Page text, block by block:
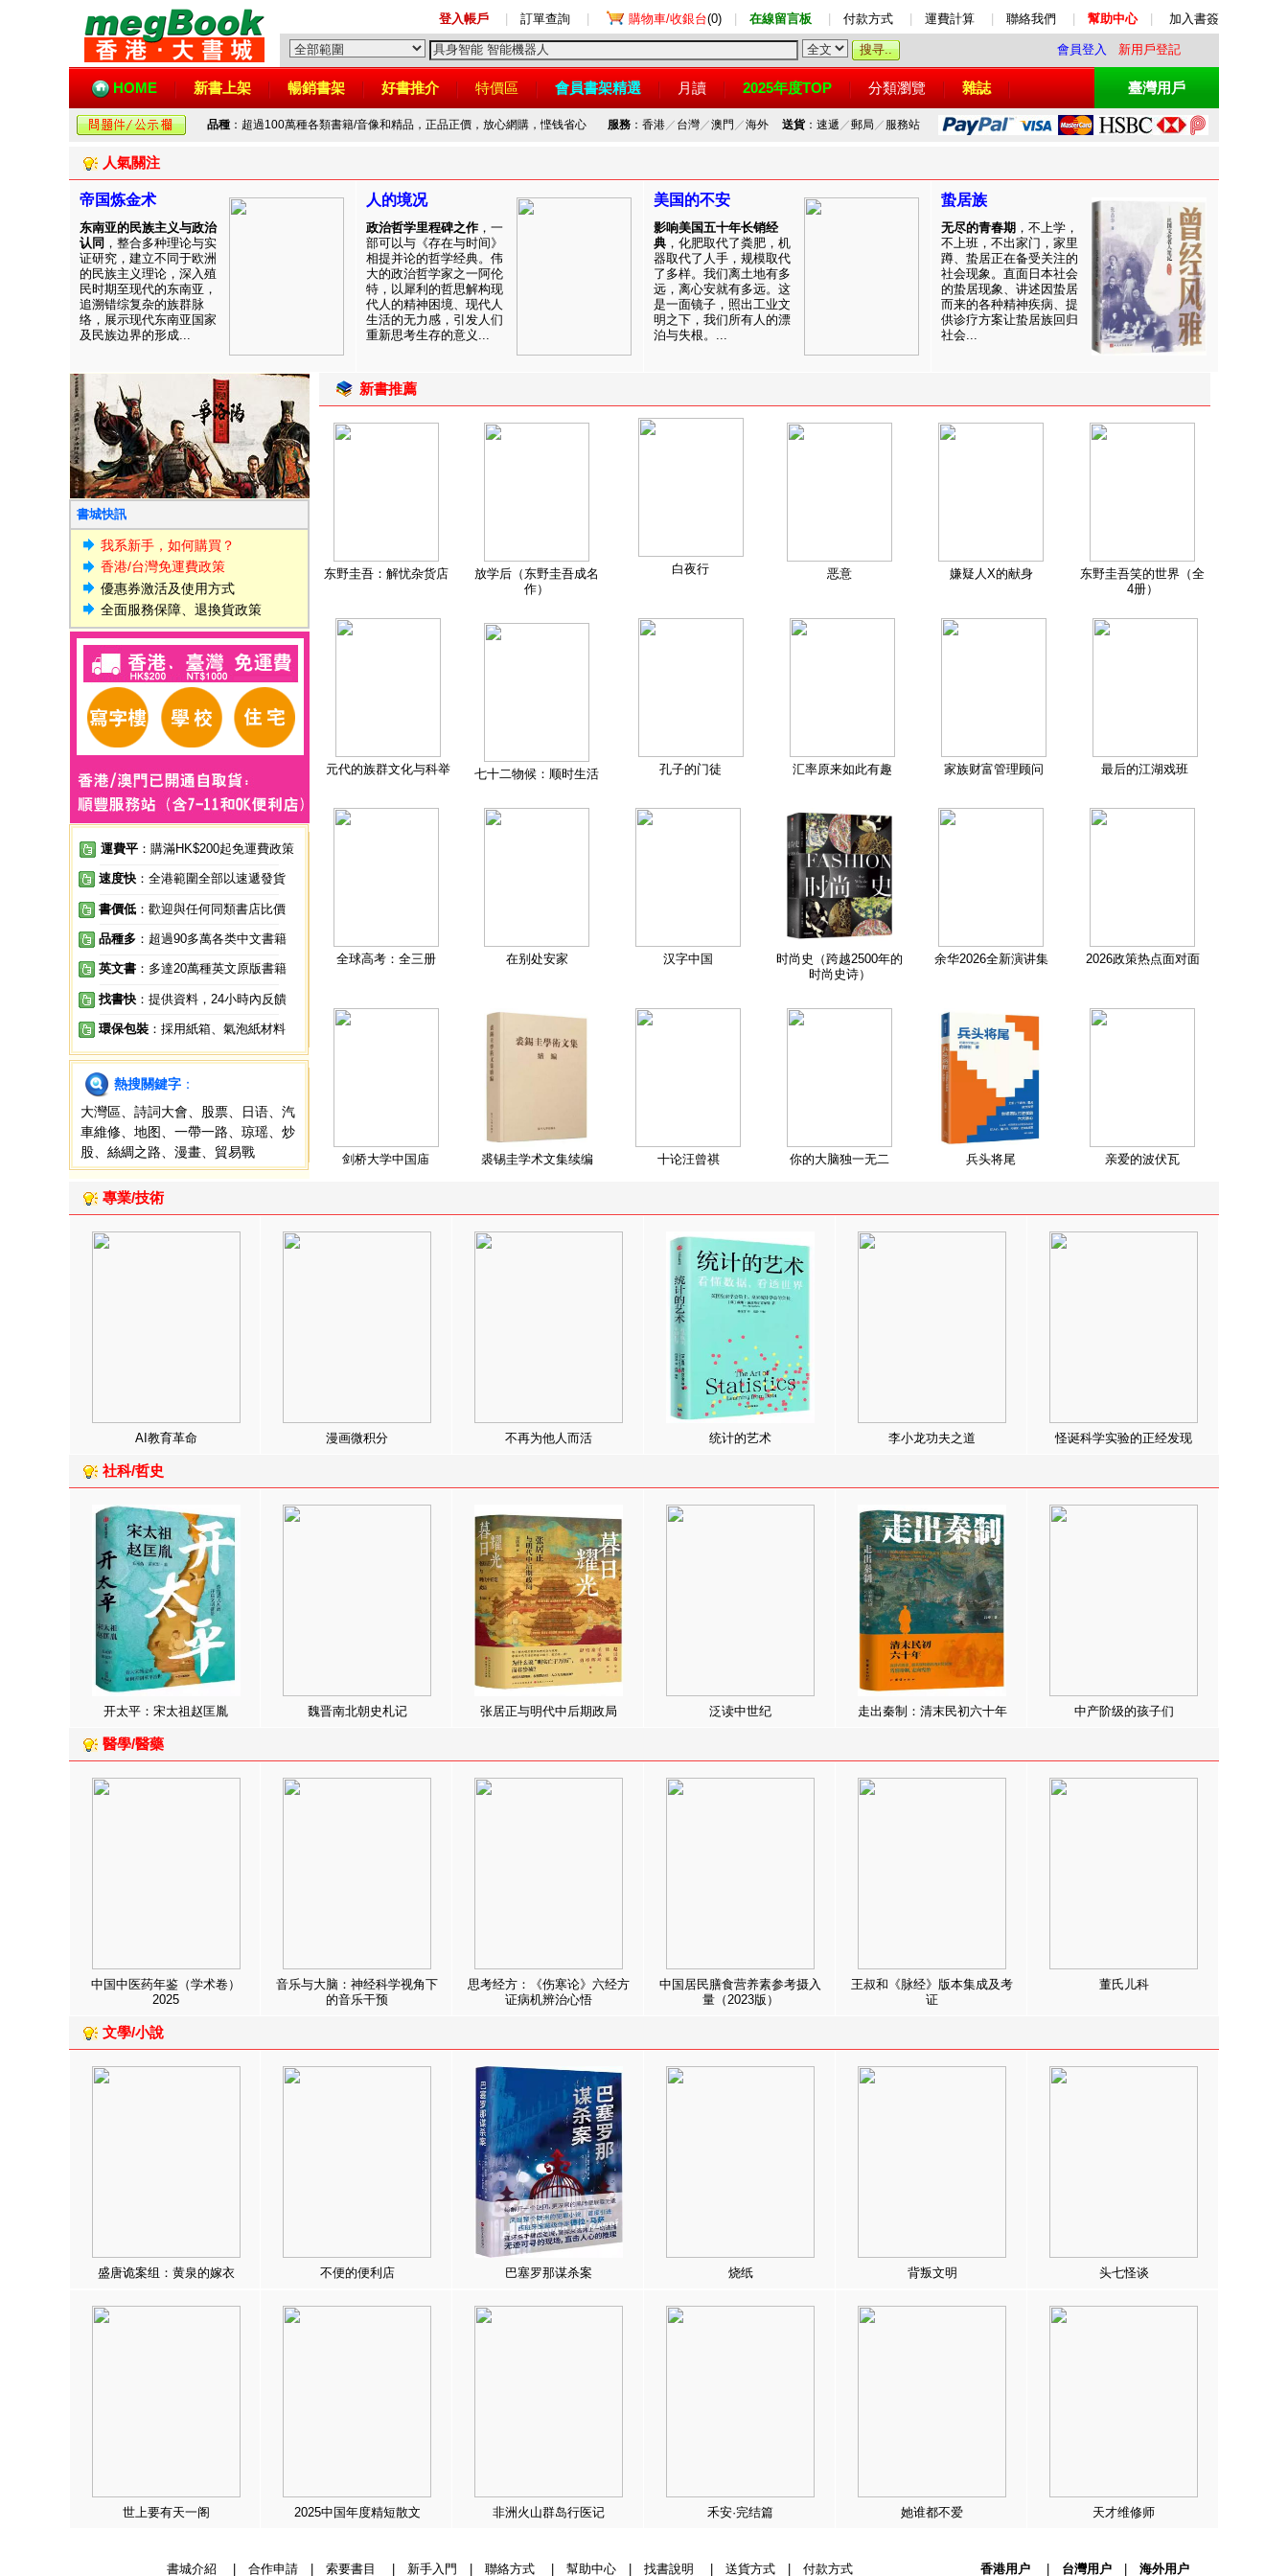
登入帳戶 訂單查詢 購物車/收銀台(0) 在線留言板 付款方式 運費計算 聯絡我們 幫助中心 加入書簽
會員登入 新用戶登記
HOME 新書上架 暢銷書架 好書推介 特價區 會員書架精選 月讀 2025年度TOP 分類瀏覽 雜誌 臺灣用戶
品種 ：超過100萬種各類書籍/音像和精品，正品正價，放心網購，悭钱省心 服務：香港／ 台灣／澳門 ／海外 送貨：速遞 ／郵局 ／ 服務站
人氣關注
帝国炼金术
东南亚的民族主义与政治
认同 ，整合多种理论与实
证研究，建立不同于欧洲
的民族主义理论，深入殖
民时期至现代的东南亚，
追溯错综复杂的族群脉
络，展示现代东南亚国家
及民族边界的形成...
人的境况
政治哲学里程碑之作 ，一
部可以与《存在与时间》
相提并论的哲学经典。伟
大的政治哲学家之一阿伦
特，以犀利的哲思解构现
代人的精神困境、现代人
生活的无力感，引发人们
重新思考生存的意义...
美国的不安
影响美国五十年长销经
典 ，化肥取代了粪肥，机
器取代了人手，规模取代
了多样。我们离土地有多
远，离心安就有多远。这
是一面镜子，照出工业文
明之下，我们所有人的漂
泊与失根。...
蛰居族
无尽的青春期 ，不上学，
不上班，不出家门，家里
蹲、蛰居正在备受关注的
社会现象。直面日本社会
的蛰居现象、讲述因蛰居
而来的各种精神疾病、提
供诊疗方案让蛰居族回归
社会...
書城快訊
我系新手，如何購買？
香港/台灣免運費政策
優惠券激活及使用方式
全面服務保障、退換貨政策
運費平 ：購滿HK$200起免運費政策
速度快 ：全港範圍全部以速遞發貨
書價低 ：歡迎與任何同類書店比價
品種多 ：超過90多萬各类中文書籍
英文書 ：多達20萬種英文原版書籍
找書快 ：提供資料，24小時內反饋
環保包裝 ：採用紙箱、氣泡紙材料
熱搜關鍵字 ：
大灣區
詩詞大會 股票 日语
汽
車維修
地图 一帶一路 琼瑶
炒
股
絲綢之路 漫畫 貿易戰
新書推薦
东野圭吾：解忧杂货店
放学后（东野圭吾成名
作）
白夜行 恶意 嫌疑人X的献身
东野圭吾笑的世界（全
4册）
元代的族群文化与科举 七十二物候：顺时生活 孔子的门徒 汇率原来如此有趣 家族财富管理顾问 最后的江湖戏班
全球高考：全三册 在别处安家 汉字中国
时尚史（跨越2500年的
时尚史诗）
余华2026全新演讲集 2026政策热点面对面
剑桥大学中国庙 裘锡圭学术文集续编 十论汪曾祺 你的大脑独一无二 兵头将尾 亲爱的波伏瓦
專業/技術
AI教育革命 漫画微积分 不再为他人而活 统计的艺术 李小龙功夫之道 怪诞科学实验的正经发现
社科/哲史
开太平：宋太祖赵匡胤 魏晋南北朝史札记 张居正与明代中后期政局 泛读中世纪 走出秦制：清末民初六十年 中产阶级的孩子们
醫學/醫藥
中国中医药年鉴（学术卷）
2025
音乐与大脑：神经科学视角下
的音乐干预
思考经方：《伤寒论》六经方
证病机辨治心悟
中国居民膳食营养素参考摄入
量（2023版）
王叔和《脉经》版本集成及考
证
董氏儿科
文學/小說
盛唐诡案组：黄泉的嫁衣 不便的便利店 巴塞罗那谋杀案 烧纸 背叛文明 头七怪谈
世上要有天一阁 2025中国年度精短散文 非洲火山群岛行医记 禾安·完结篇 她谁都不爱 天才维修师
書城介紹 合作申請| 索要書目 新手入門 聯絡方式| 幫助中心| 找書說明 送貨方式| 付款方式 香港用户| 台灣用户| 海外用户